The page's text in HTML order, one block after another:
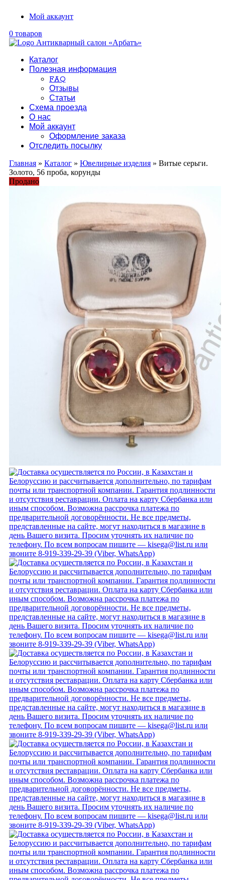
Мой аккаунт
0 товаров
Каталог
Полезная информация
FAQ
Отзывы
Статьи
Схема проезда
О нас
Мой аккаунт
Оформление заказа
Отследить посылку
Главная » Каталог » Ювелирные изделия » Витые серьги.
Золото, 56 проба, корунды
Продано